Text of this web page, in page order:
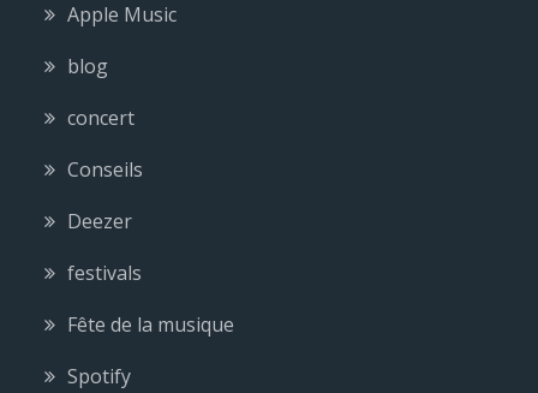
Apple Music
blog
concert
Conseils
Deezer
festivals
Fête de la musique
Spotify